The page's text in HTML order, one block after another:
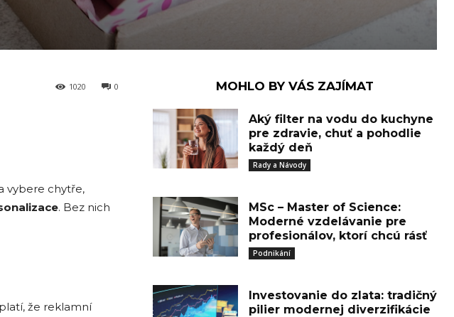
0
1020
vybere chytře,
. Bez nich
že reklamní
MOHLO BY VÁS ZAJÍMAT
Aký filter na vodu do kuchyne
pre zdravie, chuť a pohodlie
každý deň
Rady a Návody
MSc – Master of Science:
Moderné vzdelávanie pre
profesionálov, ktorí chcú rásť
Podnikání
Investovanie do zlata: tradičný
pilier modernej diverzifikácie